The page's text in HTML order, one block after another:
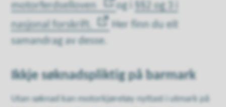
motorferdselloven
og i
§§2 og 3 i
nasjonal forskrift.
Her finn du eit
samandrag av desse.
Ikkje søknadspliktig på barmark
Utan søknad kan motorkjøretøy nyttast i utmark på